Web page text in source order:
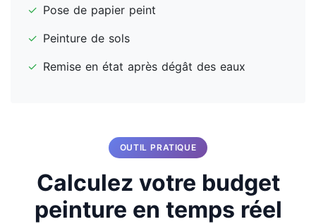
✓ Pose de papier peint
✓ Peinture de sols
✓ Remise en état après dégât des eaux
OUTIL PRATIQUE
Calculez votre budget
peinture en temps réel